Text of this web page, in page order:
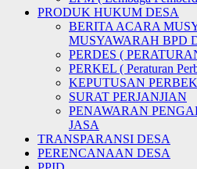
PRODUK HUKUM DESA
BERITA ACARA
MUSYAWARAH BPD
PERDES (
PERKEL ( Peraturan
KEPUTUSAN
SURAT PERJANJIAN
PENAWARAN
JASA
TRANSPARANSI DESA
PERENCANAAN DESA